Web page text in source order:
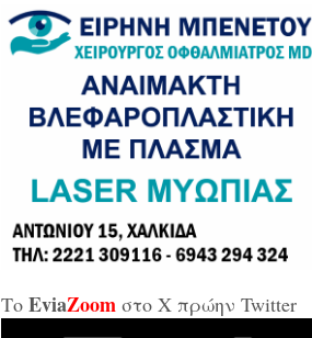
κράτος δικαίου ο Εισαγγελέας του
Αρείου Πάγου θα έπρεπε να τιμωρηθεί
παραδειγματικά...»
«Δώσε και σε εμένα μπάρμπα...»
Χαλκίδα: Άρον άρον την κοπάνησε η
Διοικήτρια της ΔΥΠΑ από το
«αμαρτωλό» Επιμελητήριο Εύβοιας /
«Ήταν προσβλητική, ειρωνική και
απαξιωτική προς τους εργαζόμενους...»
Μύδροι της αντιπολίτευσης για τις νέες
Το EviaZoom στο X πρώην Twitter